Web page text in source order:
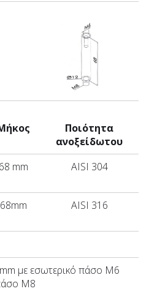
Ποιότητα
ανοξείδωτου
68 mm AISI 304
68mm AISI 316
με εσωτερικό πάσο Μ6
Μ8